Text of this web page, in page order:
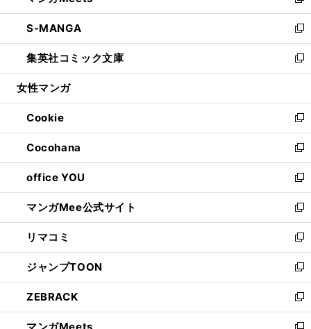
開
く
ウ
で
開
く
ン
ド
ウ
で
開
ウ
ィ
ン
ド
ウ
開
く
し
い
ウ
ィ
ン
ウ
で
開
く
S-MANGA
新
し
い
ウ
ン
ド
ウ
で
開
く
集英社コミック文庫
新
し
ウ
ィ
ン
ド
ウ
で
開
く
女性マンガ
Cookie
新
し
い
ウ
ィ
ン
ド
ウ
で
開
く
Cocohana
新
し
い
ウ
ィ
ン
ド
ウ
で
開
く
office YOU
新
し
い
ウ
ィ
ン
ド
ウ
で
開
く
マンガMee公式サイト
新
し
い
ウ
ィ
ン
ド
ウ
リマコミ
新
し
い
ウ
ィ
ン
ジャンプTOON
新
し
い
ウ
ZEBRACK
新
し